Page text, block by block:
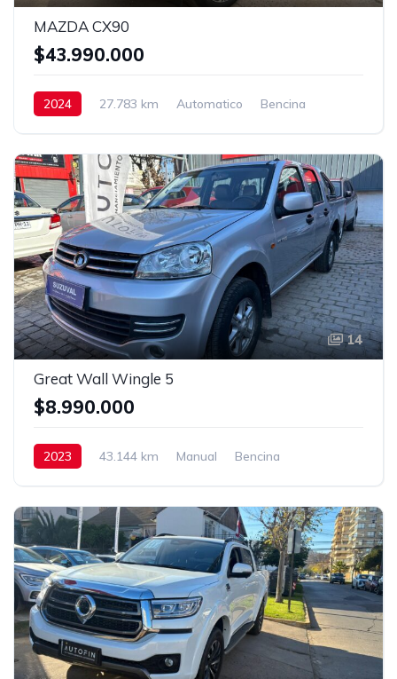
MAZDA CX90
$43.990.000
2024 27.783 km Automatico Bencina
14
Great Wall Wingle 5
$8.990.000
2023 43.144 km Manual Bencina